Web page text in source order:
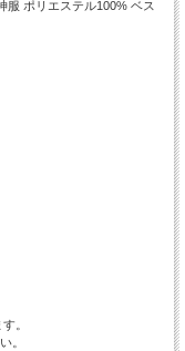
ポリエステル100% ベス
。
。